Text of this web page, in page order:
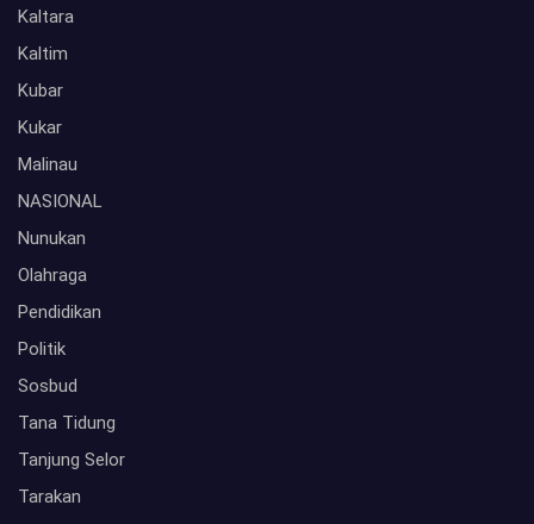
Kaltara
Kaltim
Kubar
Kukar
Malinau
NASIONAL
Nunukan
Olahraga
Pendidikan
Politik
Sosbud
Tana Tidung
Tanjung Selor
Tarakan